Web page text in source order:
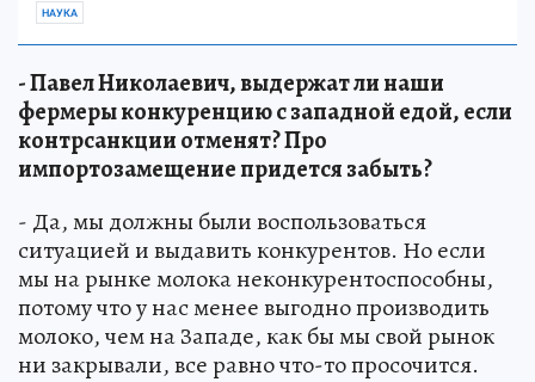
НАУКА
- Павел Николаевич, выдержат ли наши
фермеры конкуренцию с западной едой, если
контрсанкции отменят? Про
импортозамещение придется забыть?
- Да, мы должны были воспользоваться
ситуацией и выдавить конкурентов. Но если
мы на рынке молока неконкурентоспособны,
потому что у нас менее выгодно производить
молоко, чем на Западе, как бы мы свой рынок
ни закрывали, все равно что-то просочится.